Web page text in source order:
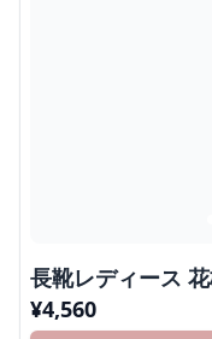
長靴レディース
¥4,560